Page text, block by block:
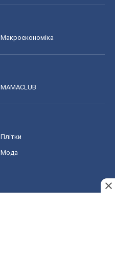
Макроекономіка
MAMACLUB
Плітки
Мода